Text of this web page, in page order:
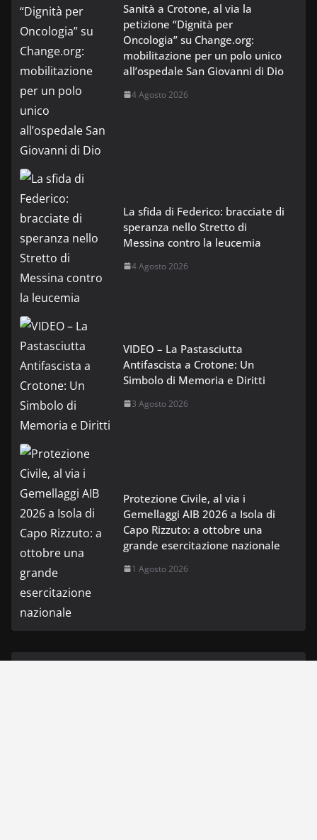
Sanità a Crotone, al via la
petizione “Dignità per
Oncologia” su Change.org:
mobilitazione per un polo unico
all’ospedale San Giovanni di Dio
4 Agosto 2026
La sfida di Federico: bracciate di
speranza nello Stretto di
Messina contro la leucemia
4 Agosto 2026
VIDEO – La Pastasciutta
Antifascista a Crotone: Un
Simbolo di Memoria e Diritti
3 Agosto 2026
Protezione Civile, al via i
Gemellaggi AIB 2026 a Isola di
Capo Rizzuto: a ottobre una
grande esercitazione nazionale
1 Agosto 2026